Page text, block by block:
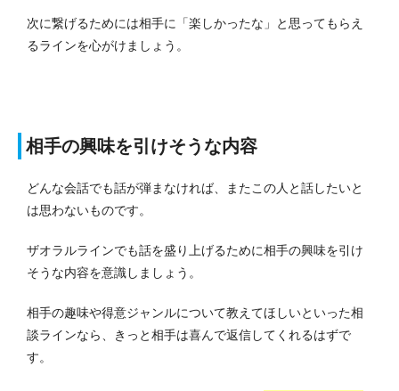
次に繋げるためには相手に「楽しかったな」と思ってもらえ
るラインを心がけましょう。
相手の興味を引けそうな内容
どんな会話でも話が弾まなければ、またこの人と話したいと
は思わないものです。
ザオラルラインでも話を盛り上げるために相手の興味を引け
そうな内容を意識しましょう。
相手の趣味や得意ジャンルについて教えてほしいといった相
談ラインなら、きっと相手は喜んで返信してくれるはずで
す。